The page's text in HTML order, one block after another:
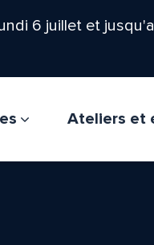
6 juillet et
Ateliers et